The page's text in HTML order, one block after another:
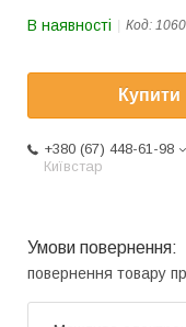
В наявності Код:
Купити
+380 (67) 448-61-98
Київстар
повернення товару